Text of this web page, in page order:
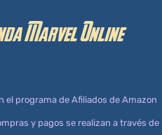
Marvel Online
programa de Afiliados de Amazon
y pagos se realizan a través de